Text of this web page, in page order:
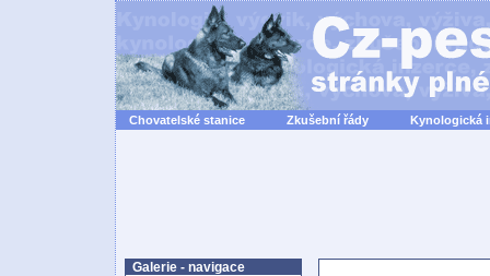
Chovatelské stanice Zkušební řády Kynologická
Galerie - navigace